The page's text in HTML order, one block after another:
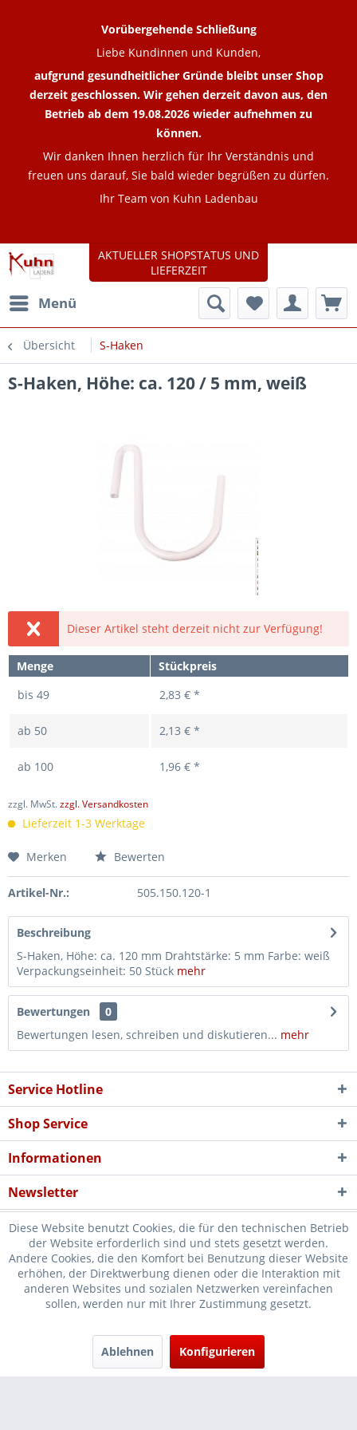
Menü
Übersicht S-Haken
S-Haken, Höhe: ca. 120 / 5 mm, weiß
Dieser Artikel steht derzeit nicht zur Verfügung!
Menge
Stückpreis
bis 49 2,83 € *
ab 50 2,13 € *
ab 100 1,96 € *
zzgl. MwSt.zzgl. Versandkosten
Lieferzeit 1-3 Werktage
Merken Bewerten
Artikel-Nr.: 505.150.120-1
Beschreibung
S-Haken, Höhe: ca. 120 mm Drahtstärke: 5 mm Farbe: weiß
Verpackungseinheit: 50 Stück mehr
Bewertungen
0
Bewertungen lesen, schreiben und diskutieren... mehr
AKTUELLER SHOPSTATUS UND
LIEFERZEIT
Vorübergehende Schließung
Liebe Kundinnen und Kunden,
aufgrund gesundheitlicher Gründe bleibt unser Shop
derzeit geschlossen. Wir gehen derzeit davon aus, den
Betrieb ab dem 19.08.2026 wieder aufnehmen zu
können.
Wir danken Ihnen herzlich für Ihr Verständnis und
freuen uns darauf, Sie bald wieder begrüßen zu dürfen.
Ihr Team von Kuhn Ladenbau
Service Hotline
Shop Service
Informationen
Newsletter
* Verkauf nur an Unternehmer, Gewerbetreibende, Freiberufler und
öffentliche Institutionen, daher verstehen sich alle Preise zzgl.
nicht anders beschrieben
Diese Website benutzt Cookies, die für den technischen Betrieb
der Website erforderlich sind und stets gesetzt werden.
Andere Cookies, die den Komfort bei Benutzung dieser Website
erhöhen, der Direktwerbung dienen oder die Interaktion mit
anderen Websites und sozialen Netzwerken vereinfachen
sollen, werden nur mit Ihrer Zustimmung gesetzt.
Ablehnen Konfigurieren